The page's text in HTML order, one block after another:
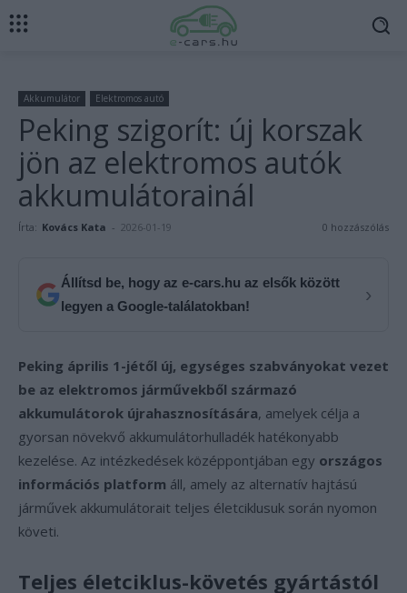
Akkumulátor Elektromos autó
Peking szigorít: új korszak
jön az elektromos autók
akkumulátorainál
Írta: Kovács Kata - 2026-01-19 0 hozzászólás
Állítsd be, hogy az e-cars.hu az elsők között
legyen a Google-találatokban!
›
Peking április 1-jétől új, egységes szabványokat vezet
be az elektromos járművekből származó
akkumulátorok újrahasznosítására, amelyek célja a
gyorsan növekvő akkumulátorhulladék hatékonyabb
kezelése. Az intézkedések középpontjában egy országos
információs platform áll, amely az alternatív hajtású
járművek akkumulátorait teljes életciklusuk során nyomon
követi.
Teljes életciklus-követés gyártástól